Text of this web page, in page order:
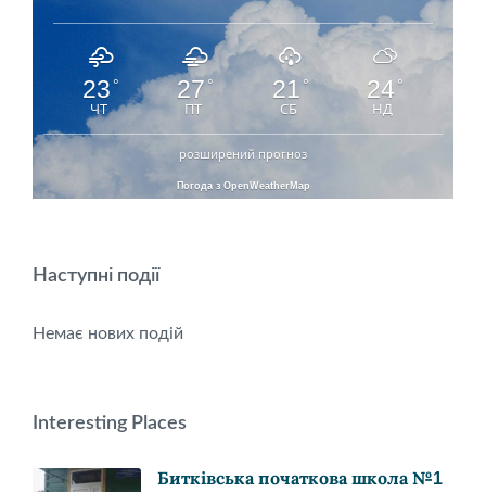
23 °
ЧТ
27°
ПТ
21 °
СБ
24 °
НД
розширений прогноз
Погода з OpenWeatherMap
Наступні події
Немає нових подій
Interesting Places
Битківська початкова школа №1